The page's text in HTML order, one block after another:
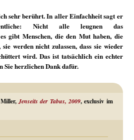
sehr berührt. In aller Einfachheit sagt er
Nicht alle leugnen das
gibt Menschen, die den Mut haben, die
werden nicht zulassen, dass sie wieder
wird. Das ist tatsächlich ein echter
Sie herzlichen Dank dafür.
Miller,Jenseits der Tabus, 2009, exclusiv im